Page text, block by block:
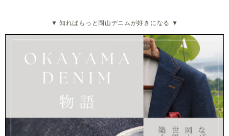
▼ 知ればもっと岡山デニムが好きになる ▼